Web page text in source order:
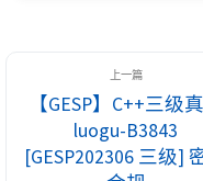
【GESP】C++三级
luogu-B3843
[GESP202306 三级]